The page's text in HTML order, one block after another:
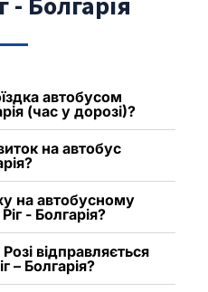
автобусом
(час у дорозі)?
на автобус
на автобусному
- Болгарія?
відправляється
– Болгарія?